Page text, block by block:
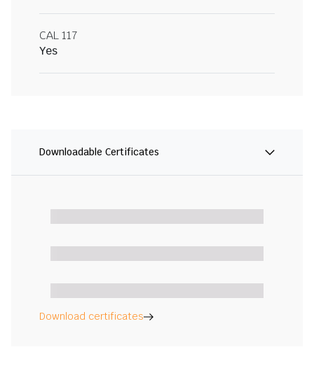
CAL 117
Yes
Downloadable Certificates
Download certificates